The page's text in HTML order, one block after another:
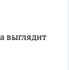
выглядит